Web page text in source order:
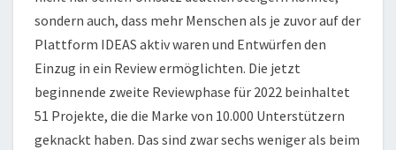
sondern auch, dass mehr Menschen als je zuvor auf der
Plattform IDEAS aktiv waren und Entwürfen den
Einzug in ein Review ermöglichten. Die jetzt
beginnende zweite Reviewphase für 2022 beinhaltet
51 Projekte, die die Marke von 10.000 Unterstützern
geknackt haben. Das sind zwar sechs weniger als beim